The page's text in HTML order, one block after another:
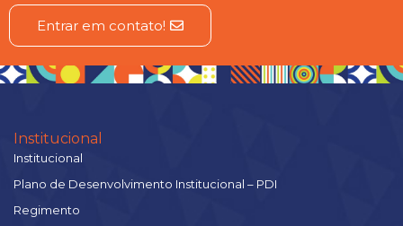
Entrar em contato!
Institucional
Institucional
Plano de Desenvolvimento Institucional – PDI
Regimento